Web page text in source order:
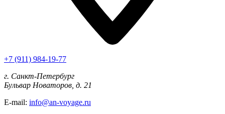
+7 (911) 984-19-77
г. Санкт-Петербург
Бульвар Новаторов, д. 21
E-mail: info@an-voyage.ru